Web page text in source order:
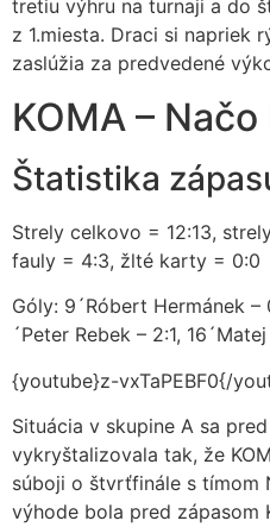
tretiu výhru na turnaji a do
z 1.miesta. Draci si napriek
zaslúžia za predvedené
KOMA –
Štatistika
Strely celkovo = 12:13,
fauly = 4:3, žlté karty = 0:0
Góly: 9´Róbert Hermánek –
´Peter Rebek – 2:1,
{youtube}z-vxTaPEBF0{/
Situácia v skupine A sa
vykryštalizovala tak, že
súboji o štvrťfinále s tímom
výhode bola pred zápasom